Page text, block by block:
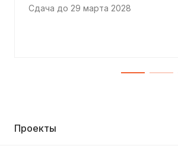
Сдача до 29 марта 2028
Проекты